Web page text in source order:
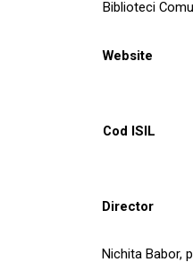
Biblioteci
Website
Cod ISIL
Director
Nichita Babor,